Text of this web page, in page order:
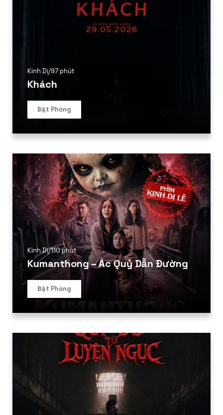
Kinh Dị/97 phút
Khách
Đặt Phòng
Kinh Dị/110 phút
Kumanthong – Ác Quỷ Dẫn Đường
Đặt Phòng